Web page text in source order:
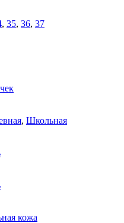
, 35, 36, 37
, Школьная
кожа